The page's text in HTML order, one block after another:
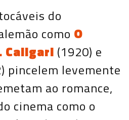
do
como O
Caligari (1920) e
pincelem levemente
ao romance,
cinema como o